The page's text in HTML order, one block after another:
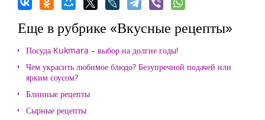
Еще в рубрике «Вкусные рецепты»
Посуда Kukmara – выбор на долгие годы!
Чем украсить любимое блюдо? Безупречной подачей или
ярким соусом?
Блинные рецепты
Сырные рецепты